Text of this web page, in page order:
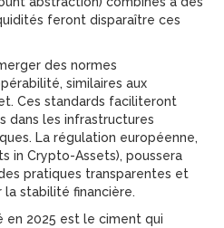
feront disparaître ces
des normes
similaires aux
Ces standards faciliteront
dans les infrastructures
La régulation européenne,
in Crypto-Assets), poussera
pratiques transparentes et
stabilité financière.
en 2025 est le ciment qui